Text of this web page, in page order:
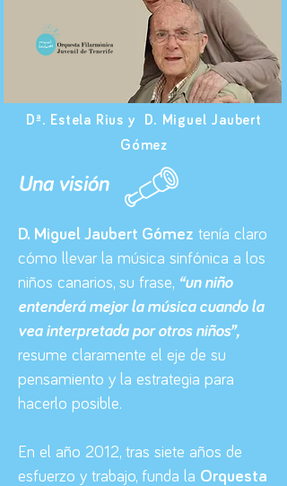
Dª. Estela Rius y D. Miguel Jaubert
Gómez
Una visión
D. Miguel Jaubert Gómez tenía claro
cómo llevar la música sinfónica a los
niños canarios, su frase, “un niño
entenderá mejor la música cuando la
vea interpretada por otros niños”,
resume claramente el eje de su
pensamiento y la estrategia para
hacerlo posible.
En el año 2012, tras siete años de
esfuerzo y trabajo, funda la Orquesta